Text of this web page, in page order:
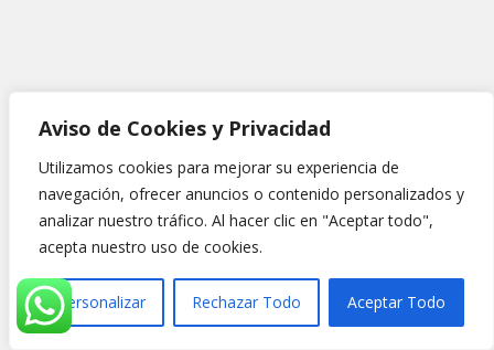
Aviso de Cookies y Privacidad
Utilizamos cookies para mejorar su experiencia de
navegación, ofrecer anuncios o contenido personalizados y
analizar nuestro tráfico. Al hacer clic en "Aceptar todo",
acepta nuestro uso de cookies.
Personalizar Rechazar Todo Aceptar Todo